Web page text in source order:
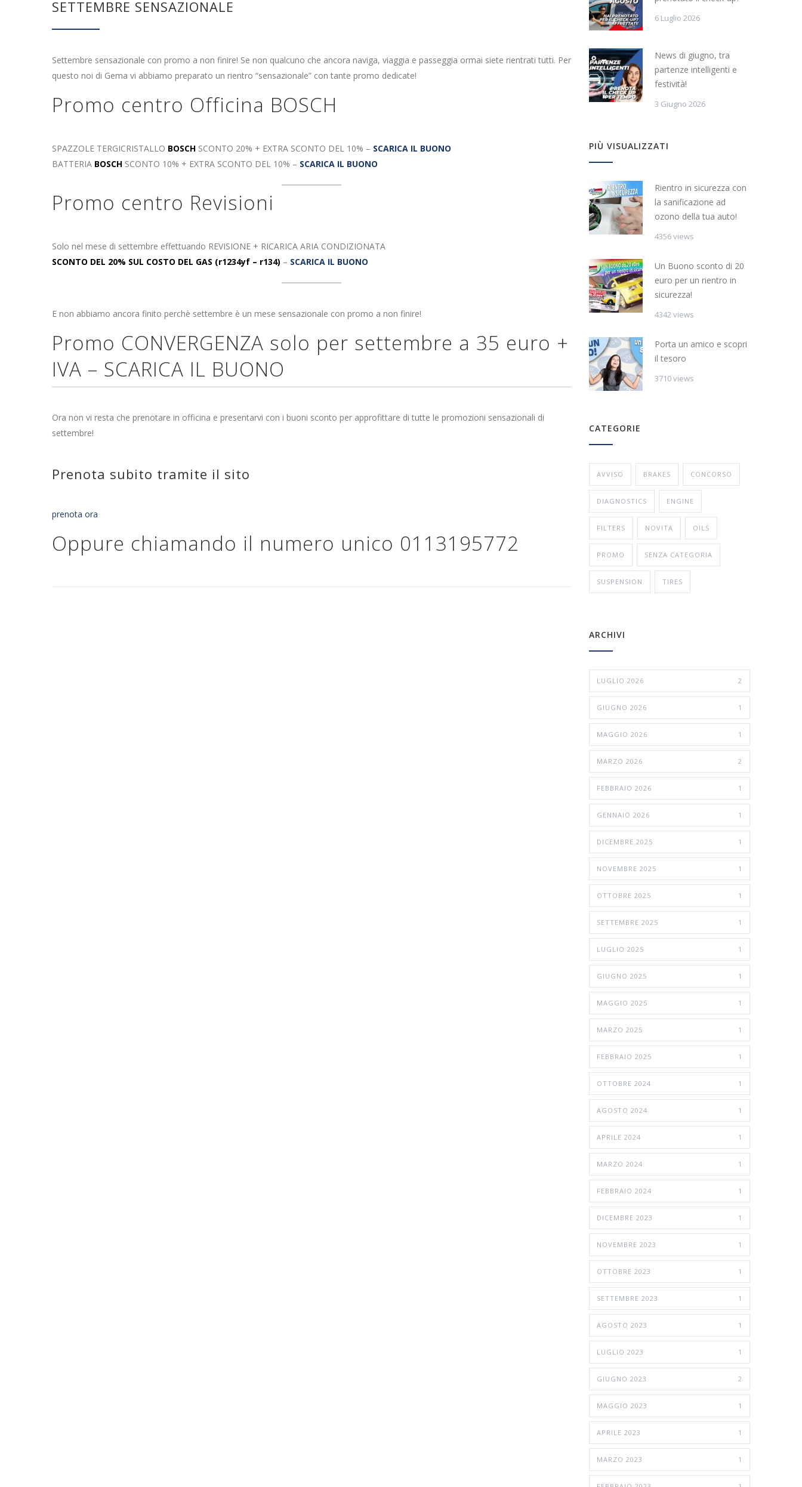
SETTEMBRE SENSAZIONALE
Settembre sensazionale con promo a non finire! Se non qualcuno che ancora naviga, viaggia e passeggia ormai siete rientrati tutti. Per
questo noi di Gema vi abbiamo preparato un rientro “sensazionale” con tante promo dedicate!
Promo centro Officina BOSCH
SPAZZOLE TERGICRISTALLO BOSCH SCONTO 20% + EXTRA SCONTO DEL 10% – SCARICA IL BUONO
BATTERIA BOSCH SCONTO 10% + EXTRA SCONTO DEL 10% – SCARICA IL BUONO
Promo centro Revisioni
Solo nel mese di settembre effettuando REVISIONE + RICARICA ARIA CONDIZIONATA
SCONTO DEL 20% SUL COSTO DEL GAS (r1234yf – r134) – SCARICA IL BUONO
E non abbiamo ancora finito perchè settembre è un mese sensazionale con promo a non finire!
Promo CONVERGENZA solo per settembre a 35 euro +
IVA – SCARICA IL BUONO
Ora non vi resta che prenotare in officina e presentarvi con i buoni sconto per approfittare di tutte le promozioni sensazionali di
settembre!
Prenota subito tramite il sito
prenota ora
Oppure chiamando il numero unico 0113195772
6 Luglio 2026
News di giugno, tra
partenze intelligenti e
festività!
3 Giugno 2026
PIÙ VISUALIZZATI
Rientro in sicurezza con
la sanificazione ad
ozono della tua auto!
4356 views
Un Buono sconto di 20
euro per un rientro in
sicurezza!
4342 views
Porta un amico e scopri
il tesoro
3710 views
CATEGORIE
AVVISO BRAKES CONCORSO
DIAGNOSTICS ENGINE
FILTERS NOVITA OILS
PROMO SENZA CATEGORIA
SUSPENSION TIRES
ARCHIVI
LUGLIO 2026 2
GIUGNO 2026 1
MAGGIO 2026 1
MARZO 2026 2
FEBBRAIO 2026 1
GENNAIO 2026 1
DICEMBRE 2025 1
NOVEMBRE 2025 1
OTTOBRE 2025 1
SETTEMBRE 2025 1
LUGLIO 2025 1
GIUGNO 2025 1
MAGGIO 2025 1
MARZO 2025 1
FEBBRAIO 2025 1
OTTOBRE 2024 1
AGOSTO 2024 1
APRILE 2024 1
MARZO 2024 1
FEBBRAIO 2024 1
DICEMBRE 2023 1
NOVEMBRE 2023 1
OTTOBRE 2023 1
SETTEMBRE 2023 1
AGOSTO 2023 1
LUGLIO 2023 1
GIUGNO 2023 2
MAGGIO 2023 1
APRILE 2023 1
MARZO 2023 1